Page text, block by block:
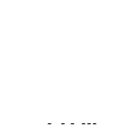
- - - ---